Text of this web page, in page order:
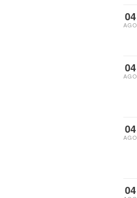
04
AGO
04
AGO
04
AGO
04